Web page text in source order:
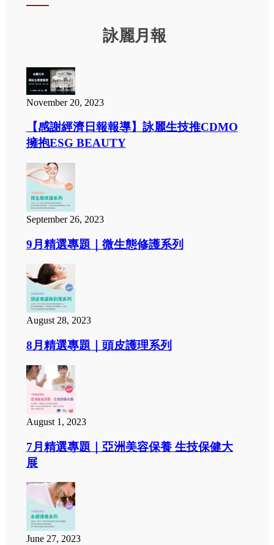
詠麗月報
November 20, 2023
【感謝經濟日報報導】詠麗生技推CDMO
擁抱ESG BEAUTY
September 26, 2023
9月精選專題｜微生態修護系列
August 28, 2023
8月精選專題｜頭皮護理系列
August 1, 2023
7月精選專題｜亞洲美容保養 生技保健大
展
June 27, 2023